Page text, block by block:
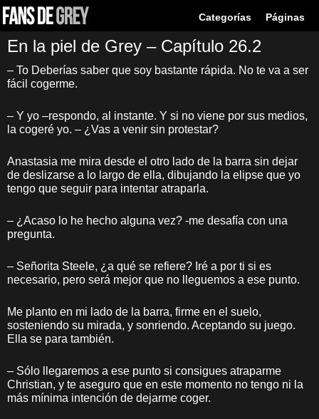
Categorías Páginas
En la piel de Grey – Capítulo 26.2
– To Deberías saber que soy bastante rápida. No te va a ser
fácil cogerme.
– Y yo –respondo, al instante. Y si no viene por sus medios,
la cogeré yo. – ¿Vas a venir sin protestar?
Anastasia me mira desde el otro lado de la barra sin dejar
de deslizarse a lo largo de ella, dibujando la elipse que yo
tengo que seguir para intentar atraparla.
– ¿Acaso lo he hecho alguna vez? -me desafía con una
pregunta.
– Señorita Steele, ¿a qué se refiere? Iré a por ti si es
necesario, pero será mejor que no lleguemos a ese punto.
Me planto en mi lado de la barra, firme en el suelo,
sosteniendo su mirada, y sonriendo. Aceptando su juego.
Ella se para también.
– Sólo llegaremos a ese punto si consigues atraparme
Christian, y te aseguro que en este momento no tengo ni la
más mínima intención de dejarme coger.